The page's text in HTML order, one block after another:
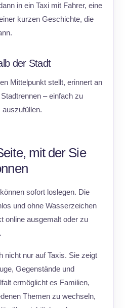
in ein Taxi mit Fahrer, eine
kurzen Geschichte, die
der Stadt
Mittelpunkt stellt, erinnert an
– einfach zu
mit der Sie
sofort loslegen. Die
und ohne Wasserzeichen
online ausgemalt oder zu
nicht nur auf Taxis. Sie zeigt
Gegenstände und
ermöglicht es Familien,
Themen zu wechseln,